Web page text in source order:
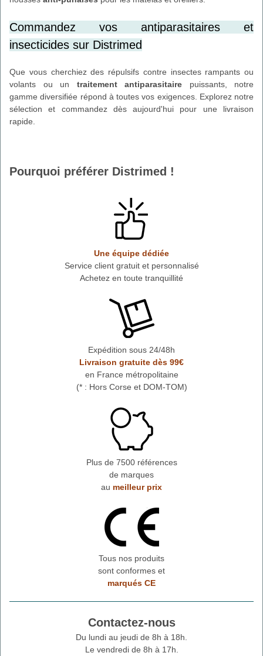
Commandez vos antiparasitaires et
insecticides sur Distrimed
Que vous cherchiez des répulsifs contre insectes rampants ou
volants ou un traitement antiparasitaire puissants, notre
gamme diversifiée répond à toutes vos exigences. Explorez notre
sélection et commandez dès aujourd'hui pour une livraison
rapide.
Pourquoi préférer Distrimed !
Une équipe dédiée
Service client gratuit et personnalisé
Achetez en toute tranquillité
Expédition sous 24/48h
Livraison gratuite dès 99€
en France métropolitaine
(* : Hors Corse et DOM-TOM)
Plus de 7500 références
de marques
au meilleur prix
Tous nos produits
sont conformes et
marqués CE
Contactez-nous
Du lundi au jeudi de 8h à 18h.
Le vendredi de 8h à 17h.